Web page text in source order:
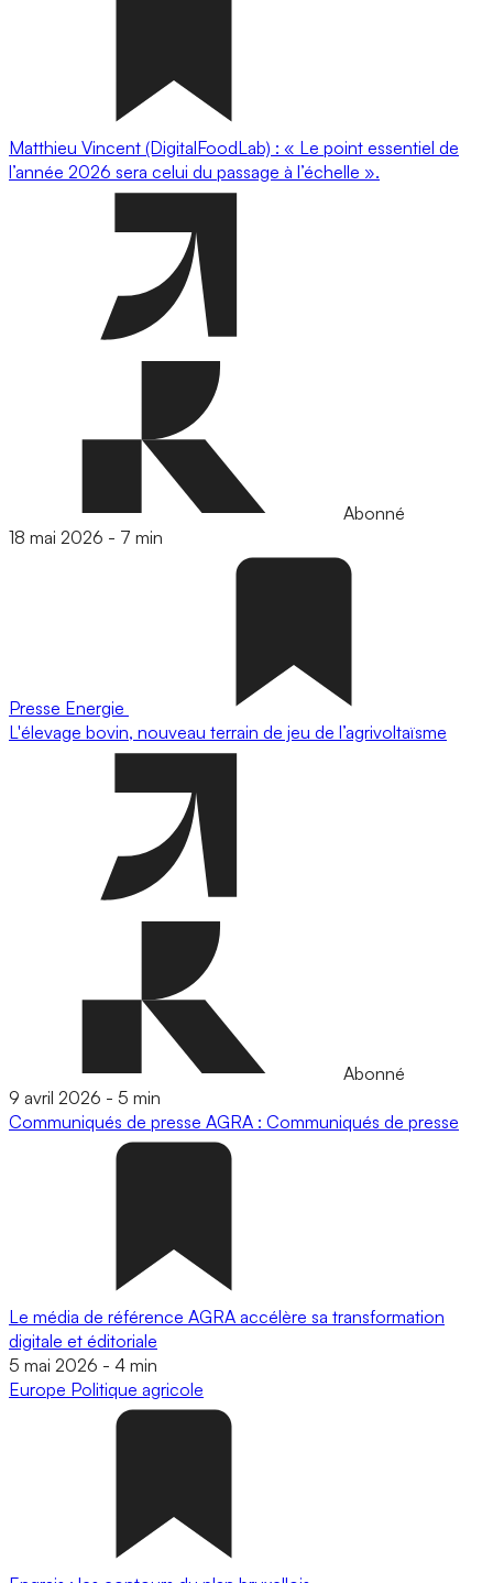
Matthieu Vincent (DigitalFoodLab) : « Le point essentiel de
l’année 2026 sera celui du passage à l’échelle ».
Abonné
18 mai 2026 - 7 min
Presse Energie
L'élevage bovin, nouveau terrain de jeu de l’agrivoltaïsme
Abonné
9 avril 2026 - 5 min
Communiqués de presse AGRA : Communiqués de presse
Le média de référence AGRA accélère sa transformation
digitale et éditoriale
5 mai 2026 - 4 min
Europe Politique agricole